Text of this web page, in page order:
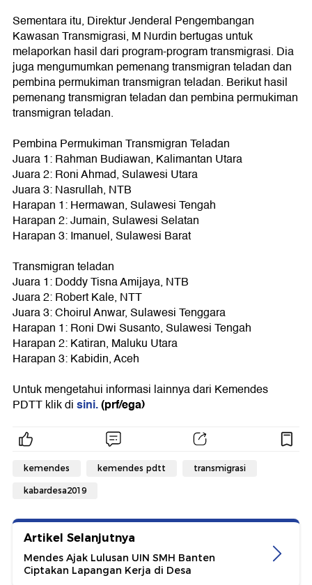
Sementara itu, Direktur Jenderal Pengembangan
Kawasan Transmigrasi, M Nurdin bertugas untuk
melaporkan hasil dari program-program transmigrasi. Dia
juga mengumumkan pemenang transmigran teladan dan
pembina permukiman transmigran teladan. Berikut hasil
pemenang transmigran teladan dan pembina permukiman
transmigran teladan.
Pembina Permukiman Transmigran Teladan
Juara 1: Rahman Budiawan, Kalimantan Utara
Juara 2: Roni Ahmad, Sulawesi Utara
Juara 3: Nasrullah, NTB
Harapan 1: Hermawan, Sulawesi Tengah
Harapan 2: Jumain, Sulawesi Selatan
Harapan 3: Imanuel, Sulawesi Barat
Transmigran teladan
Juara 1: Doddy Tisna Amijaya, NTB
Juara 2: Robert Kale, NTT
Juara 3: Choirul Anwar, Sulawesi Tenggara
Harapan 1: Roni Dwi Susanto, Sulawesi Tengah
Harapan 2: Katiran, Maluku Utara
Harapan 3: Kabidin, Aceh
Untuk mengetahui informasi lainnya dari Kemendes
PDTT klik disini.(prf/ega)
kemendes kemendes pdtt transmigrasi
kabardesa2019
Artikel Selanjutnya
Mendes Ajak Lulusan UIN SMH Banten
Ciptakan Lapangan Kerja di Desa